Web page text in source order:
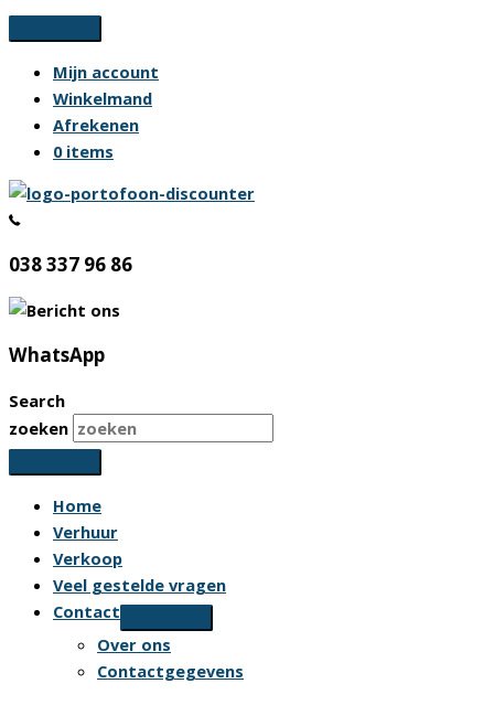
Ga
naar
inhoud
Mijn account
Winkelmand
Afrekenen
0 items
038 337 96 86
WhatsApp
Search
zoeken
Home
Verhuur
Verkoop
Veel gestelde vragen
Contact
Over ons
Contactgegevens